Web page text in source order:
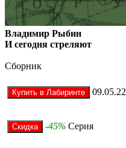
Владимир Рыбин
И сегодня стреляют
Сборник
09.05.22
-45% Серия